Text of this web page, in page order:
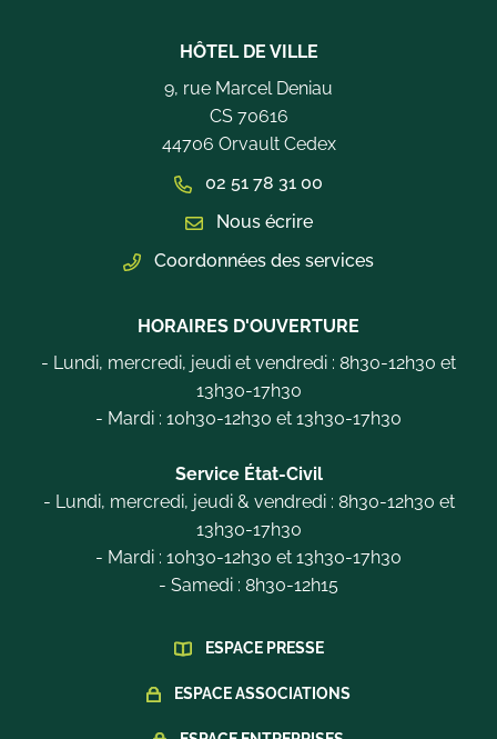
HÔTEL DE VILLE
9, rue Marcel Deniau
CS 70616
44706 Orvault Cedex
02 51 78 31 00
Nous écrire
Coordonnées des services
HORAIRES D'OUVERTURE
- Lundi, mercredi, jeudi et vendredi : 8h30-12h30 et
13h30-17h30
- Mardi : 10h30-12h30 et 13h30-17h30
Service État-Civil
- Lundi, mercredi, jeudi & vendredi : 8h30-12h30 et
13h30-17h30
- Mardi : 10h30-12h30 et 13h30-17h30
- Samedi : 8h30-12h15
ESPACE PRESSE
ESPACE ASSOCIATIONS